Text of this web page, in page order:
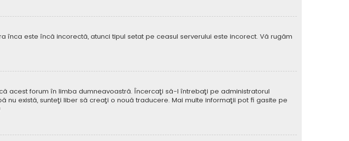
este încă incorectă, atunci tipul setat pe ceasul serverului este incorect. Vă rugăm
acest forum în limba dumneavoastră. Încercaţi să-l întrebaţi pe administratorul
există, sunteţi liber să creaţi o nouă traducere. Mai multe informaţii pot fi gasite pe